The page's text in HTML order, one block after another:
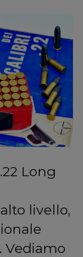
Long
livello,
Vediamo